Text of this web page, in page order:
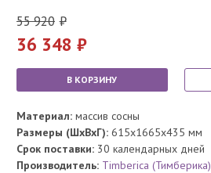
55 920
36 348
В КОРЗИНУ
Материал: массив сосны
Размеры (ШхВхГ): 615x1665x435 мм
Срок поставки: 30 календарных дней
Производитель: Timberica (Тимберика)